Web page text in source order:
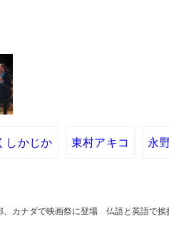
しかじか 東村アキコ 永
、カナダで映画祭に登場 仏語と英語で